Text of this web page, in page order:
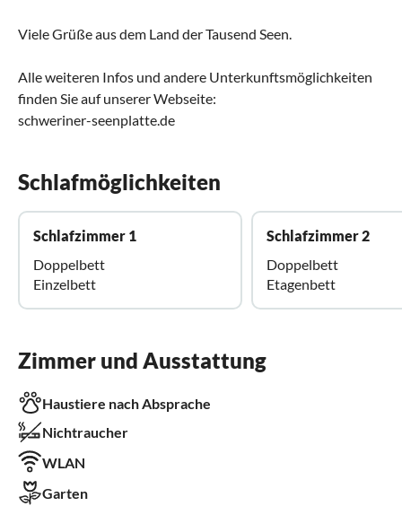
Viele Grüße aus dem Land der Tausend Seen.
Alle weiteren Infos und andere Unterkunftsmöglichkeiten
finden Sie auf unserer Webseite:
schweriner-seenplatte.de
Schlafmöglichkeiten
Schlafzimmer 1
Doppelbett
Einzelbett
Schlafzimmer 2
Doppelbett
Etagenbett
Zimmer und Ausstattung
Haustiere nach Absprache
Nichtraucher
WLAN
Garten